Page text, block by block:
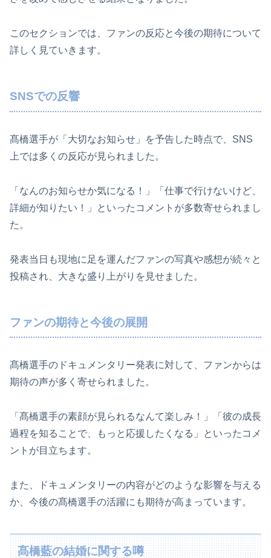
このセクションでは、ファンの反応と今後の期待について
詳しく見ていきます。
SNSでの反響
髙橋選手が「大切なお知らせ」を予告した時点で、SNS
上では多くの反応が見られました。
「なんのお知らせか気になる！」「仕事で行けないけど、
詳細が知りたい！」といったコメントが多数寄せられまし
た。
発表当日も現地に足を運んだファンの写真や感想が続々と
投稿され、大きな盛り上がりを見せました。
ファンの期待と今後の展開
髙橋選手のドキュメンタリー発表に対して、ファンからは
期待の声が多く寄せられました。
「髙橋選手の素顔が見られるなんて楽しみ！」「彼の成長
過程を知ることで、もっと応援したくなる」といったコメ
ントが目立ちます。
また、ドキュメンタリーの内容がどのような影響を与える
か、今後の髙橋選手の活躍にも期待が高まっています。
髙橋藍の結婚に関する噂